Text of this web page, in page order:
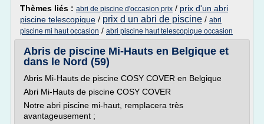
Thèmes liés : abri de piscine d'occasion prix / prix d'un abri
piscine telescopique / prix d un abri de piscine / abri
piscine mi haut occasion / abri piscine haut telescopique occasion
Abris de piscine Mi-Hauts en Belgique et
dans le Nord (59)
Abris Mi-Hauts de piscine COSY COVER en Belgique
Abri Mi-Hauts de piscine COSY COVER
Notre abri piscine mi-haut, remplacera très
avantageusement ;